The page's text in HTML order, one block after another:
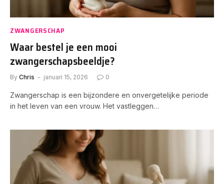
ZWANGERSCHAP
Waar bestel je een mooi
zwangerschapsbeeldje?
By Chris januari 15, 2026 0
Zwangerschap is een bijzondere en onvergetelijke periode
in het leven van een vrouw. Het vastleggen…